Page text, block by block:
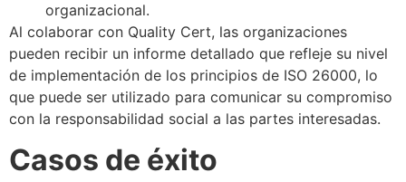
organizacional.
Al colaborar con Quality Cert, las organizaciones
pueden recibir un informe detallado que refleje su nivel
de implementación de los principios de ISO 26000, lo
que puede ser utilizado para comunicar su compromiso
con la responsabilidad social a las partes interesadas.
Casos de éxito